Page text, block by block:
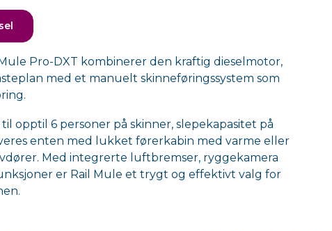
Pro-DXT kombinerer den kraftig dieselmotor,
med et manuelt skinneføringssystem som
opptil 6 personer på skinner, slepekapasitet på
enten med lukket førerkabin med varme eller
Med integrerte luftbremser, ryggekamera
er Rail Mule et trygt og effektivt valg for